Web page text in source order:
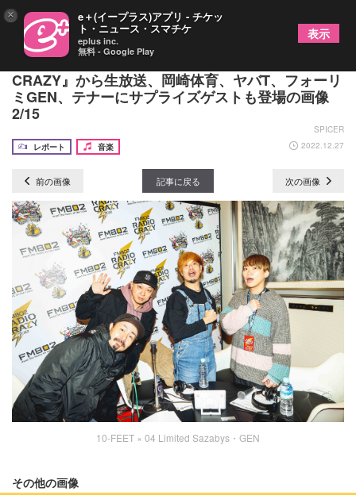
10-FEETがレギュラー番組最終回『FM802 RADIO
CRAZY』から生放送、岡崎体育、ヤバT、フォーリ
ミGEN、テナーにサプライズゲストも登場の画像
2/15
SPICER
レポート
音楽 2022.12.27
前の画像 記事に戻る 次の画像
10-FEET × 04 Limited Sazabys・GEN
その他の画像
× e＋(イープラス)アプリ - チケッ
ト・ニュース・スマチケ
eplus inc.
無料 - Google Play
表示